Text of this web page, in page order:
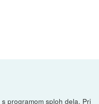
programom sploh dela. Pri